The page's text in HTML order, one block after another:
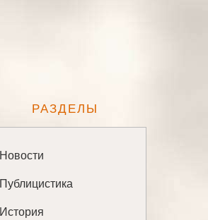
РАЗДЕЛЫ
Новости
Публицистика
История